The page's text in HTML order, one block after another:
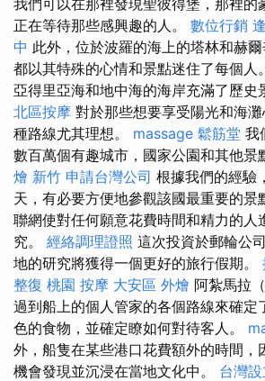
我們可以在那裡發現聖彼得堡，那裡的
正在等待那些感興趣的人。 數位行銷
中 此外，位於波羅的海上的塔林和赫
都以其特殊的心情和景點迷住了每個人
亞得里亞海和地中海的海岸充滿了歷史
北區按摩 對於那些想要享受陽光和海
種路線尤其理想。 massage 鬆筋堂 我
數百萬個有趣城市，國家公園和其他景
燴 新竹 申請台灣公司 根據我們的經驗
天，有必要方便地參觀該國最重要的景
聯網使對任何願意花費時間和精力的人
究。 經絡調理證照 這次投資於郵輪公
地的研究將獲得一個更好的旅行假期。
整復 桃園 按摩 大安區 外燴 阿紮馬拉
過到船上的個人管家的各個路線來確定
色的食物，並確定瞭如何對待客人。
外，船隻在某些港口花費額外的時間，
機會發現並沉浸在當地文化中。 台灣